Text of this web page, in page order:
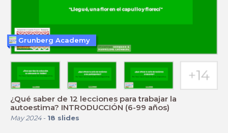
¿Qué saber de 12 lecciones para trabajar la
autoestima? INTRODUCCIÓN (6-99 años)
May 2024- 18 slides
Grunberg Academy